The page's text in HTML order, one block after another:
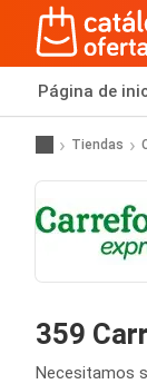
Página de
Tiendas
359
Necesitamos